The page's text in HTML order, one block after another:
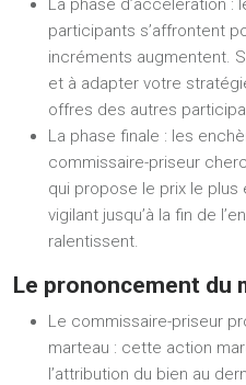
La phase d’accélération :
participants s’affrontent
incréments augmentent.
et à adapter votre
offres des autres
La phase finale : les
commissaire-priseur
qui propose le prix le
vigilant jusqu’à la fin de
ralentissent.
Le prononcement du
Le commissaire-priseur
marteau : cette action
l’attribution du bien au